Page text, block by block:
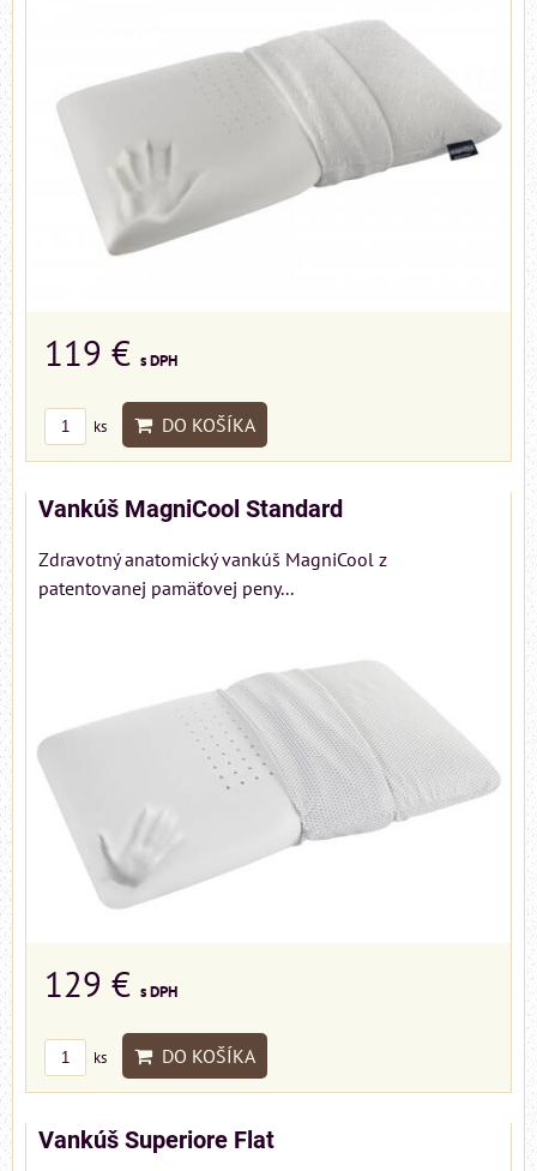
119 € s DPH
ks DO KOŠÍKA
Vankúš MagniCool Standard
Zdravotný anatomický vankúš MagniCool z
patentovanej pamäťovej peny...
129 € s DPH
ks DO KOŠÍKA
Vankúš Superiore Flat